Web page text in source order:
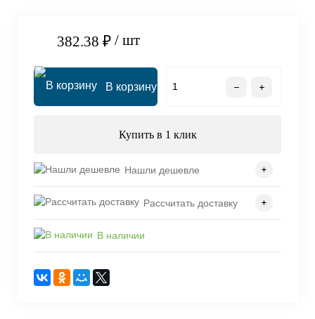
382.38 ₽ / шт
В корзину
Купить в 1 клик
Нашли дешевле
Рассчитать доставку
В наличии